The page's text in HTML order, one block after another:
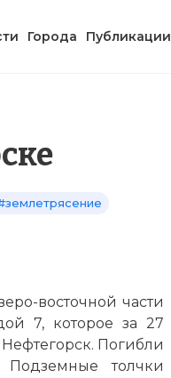
Города Публикации
восточной части
7, которое за 27
Погибли
Подземные толчки